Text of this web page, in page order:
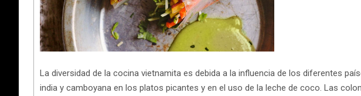
La diversidad de la cocina vietnamita es debida a la influencia de los diferentes
india y camboyana en los platos picantes y en el uso de la leche de coco. Las